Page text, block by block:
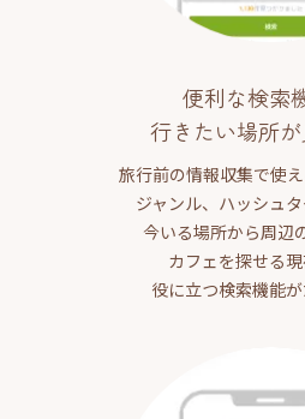
便利な検索
行きたい場所
旅行前の情報収集で使え
ジャンル、ハッシュタ
今いる場所から周辺
カフェを探せる
役に立つ検索機能が